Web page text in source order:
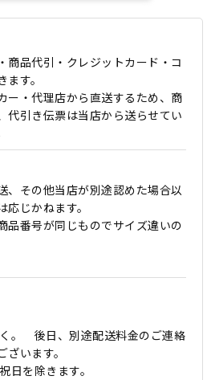
商品代引・クレジットカード・コ
す。
ー・代理店から直送するため、商
代引き伝票は当店から送らせてい
、その他当店が別途認めた場合以
じかねます。
品番号が同じものでサイズ違いの
。 後日、別途配送料金のご連絡
います。
を除きます。